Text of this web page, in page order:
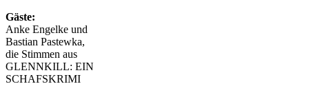
Gäste:
Anke Engelke und
Bastian Pastewka,
die Stimmen aus
GLENNKILL: EIN
SCHAFSKRIMI